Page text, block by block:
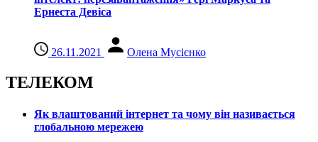
Ернеста Девіса
26.11.2021 Олена Мусієнко
ТЕЛЕКОМ
Як влаштований інтернет та чому він називається
глобальною мережею